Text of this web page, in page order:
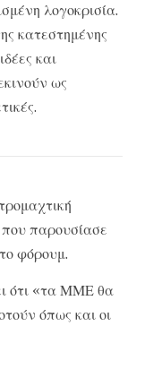
λογοκρισία.
κατεστημένης
και
ως
παρουσίασε
φόρουμ.
ότι «τα ΜΜΕ θα
όπως και οι